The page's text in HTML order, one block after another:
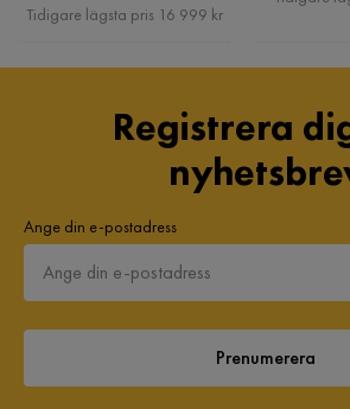
Pris
Tidigare lägsta pris 16 999 kr
Registrera
Ange din e-postadress
Prenumerera